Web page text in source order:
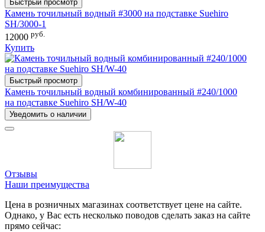
Быстрый просмотр
Камень точильный водный #3000 на подставке Suehiro
SH/3000-1
12000 руб.
Купить
Быстрый просмотр
Камень точильный водный комбинированный #240/1000
на подставке Suehiro SH/W-40
Уведомить о наличии
Отзывы
Наши преимущества
Цена в розничных магазинах соответствует цене на сайте.
Однако, у Вас есть несколько поводов сделать заказ на сайте
прямо сейчас: